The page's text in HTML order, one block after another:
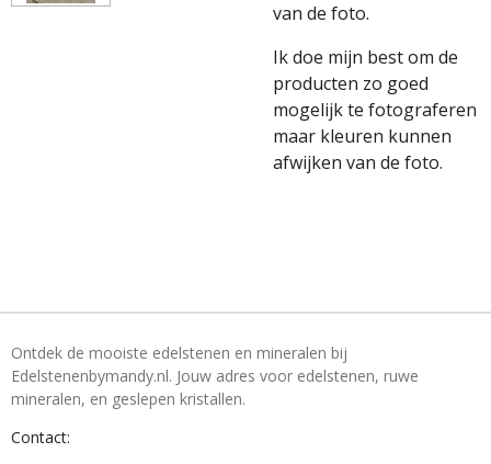
van de foto.
Ik doe mijn best om de
producten zo goed
mogelijk te fotograferen
maar kleuren kunnen
afwijken van de foto.
Ontdek de mooiste edelstenen en mineralen bij
Edelstenenbymandy.nl. Jouw adres voor edelstenen, ruwe
mineralen, en geslepen kristallen.
Contact: